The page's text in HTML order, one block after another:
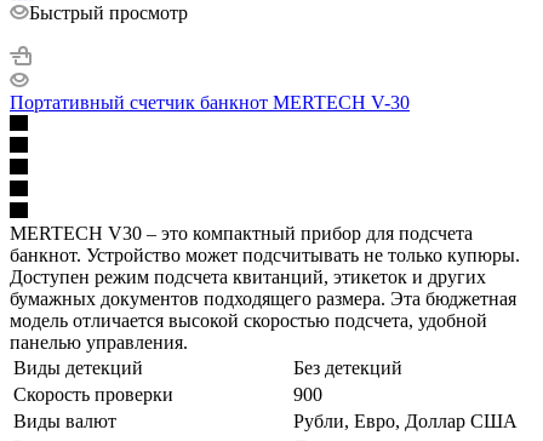
Быстрый просмотр
Портативный счетчик банкнот MERTECH V-30
MERTECH V30 – это компактный прибор для подсчета
банкнот. Устройство может подсчитывать не только купюры.
Доступен режим подсчета квитанций, этикеток и других
бумажных документов подходящего размера. Эта бюджетная
модель отличается высокой скоростью подсчета, удобной
панелью управления.
Виды детекций
Без детекций
Скорость проверки
900
Виды валют
Рубли, Евро, Доллар США